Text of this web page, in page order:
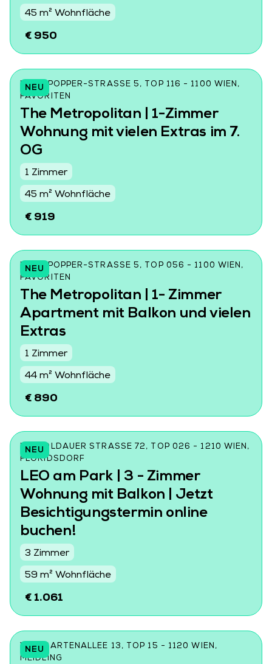
45 m² Wohnfläche
€ 950
NEU
KARL-POPPER-STRASSE 5, TOP 116 - 1100 WIEN, F
AVORITEN
The Metropolitan | 1-Zimmer
Wohnung mit vielen Extras im 7.
OG
1 Zimmer
45 m² Wohnfläche
€ 919
NEU
KARL-POPPER-STRASSE 5, TOP 056 - 1100 WIEN, F
AVORITEN
The Metropolitan | 1- Zimmer
Apartment mit Balkon und vielen
Extras
1 Zimmer
44 m² Wohnfläche
€ 890
NEU
LEOPOLDAUER STRASSE 72, TOP 026 - 1210 WIEN, F
LORIDSDORF
LEO am Park | 3 - Zimmer
Wohnung mit Balkon | Jetzt
Besichtigungstermin online
buchen!
3 Zimmer
59 m² Wohnfläche
€ 1.061
NEU
WILDGARTENALLEE 13, TOP 15 - 1120 WIEN,
MEIDLING